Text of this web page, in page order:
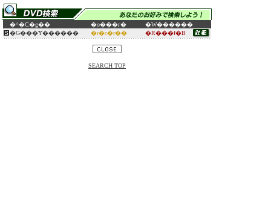
�^�C�g�� �o���ғ�
�W������
�G���Ɏ������
�r�c�r�� �R���f�B
SEARCH TOP